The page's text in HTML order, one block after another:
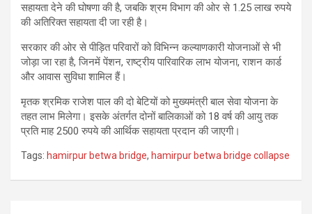
सहायता देने की घोषणा की है, जबकि श्रम विभाग की ओर से 1.25 लाख रुपये
की अतिरिक्त सहायता दी जा रही है।
सरकार की ओर से पीड़ित परिवारों को विभिन्न कल्याणकारी योजनाओं से भी
जोड़ा जा रहा है, जिनमें पेंशन, राष्ट्रीय पारिवारिक लाभ योजना, राशन कार्ड
और आवास सुविधा शामिल हैं।
मृतक श्रमिक राजेश पाल की दो बेटियों को मुख्यमंत्री बाल सेवा योजना के
तहत लाभ मिलेगा। इसके अंतर्गत दोनों बालिकाओं को 18 वर्ष की आयु तक
प्रति माह 2500 रुपये की आर्थिक सहायता प्रदान की जाएगी।
Tags: hamirpur betwa bridge, hamirpur betwa bridge collapse